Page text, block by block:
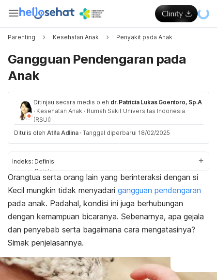
Parenting Kesehatan Anak Penyakit pada Anak
Gangguan Pendengaran pada
Anak
Ditinjau secara medis oleh dr. Patricia Lukas Goentoro, Sp.A
· Kesehatan Anak · Rumah Sakit Universitas Indonesia
(RSUI)
Ditulis oleh Atifa Adlina · Tanggal diperbarui 18/02/2025
Indeks: Definisi
Gejala
Penyebab
Faktor risiko
Komplikasi
Pengobatan
Orangtua serta orang lain yang berinteraksi dengan si
Kecil mungkin tidak menyadari gangguan pendengaran
pada anak. Padahal, kondisi ini juga berhubungan
dengan kemampuan bicaranya. Sebenarnya, apa gejala
dan penyebab serta bagaimana cara mengatasinya?
Simak penjelasannya.